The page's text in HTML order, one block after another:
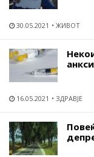
30.05.2021 ЖИВОТ
16.05.2021 ЗДРАВЈЕ